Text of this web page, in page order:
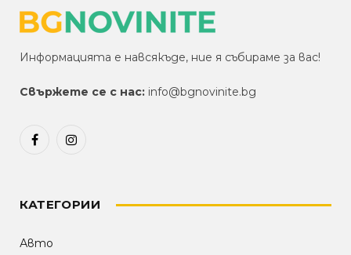
Информацията е навсякъде, ние я събираме за вас!
Свържете се с нас: info@bgnovinite.bg
FacebookInstagram
КАТЕГОРИИ
Авто